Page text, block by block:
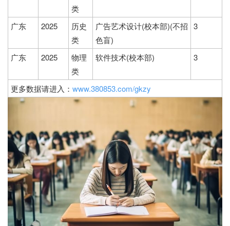
类
广东 2025
历史
类
广告艺术设计(校本部)(不招
色盲)
3
广东 2025
物理
类
软件技术(校本部) 3
更多数据请进入： www.380853.com/gkzy